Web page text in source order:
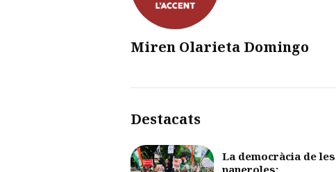
Miren Olarieta Domingo
Destacats
La democràcia de les